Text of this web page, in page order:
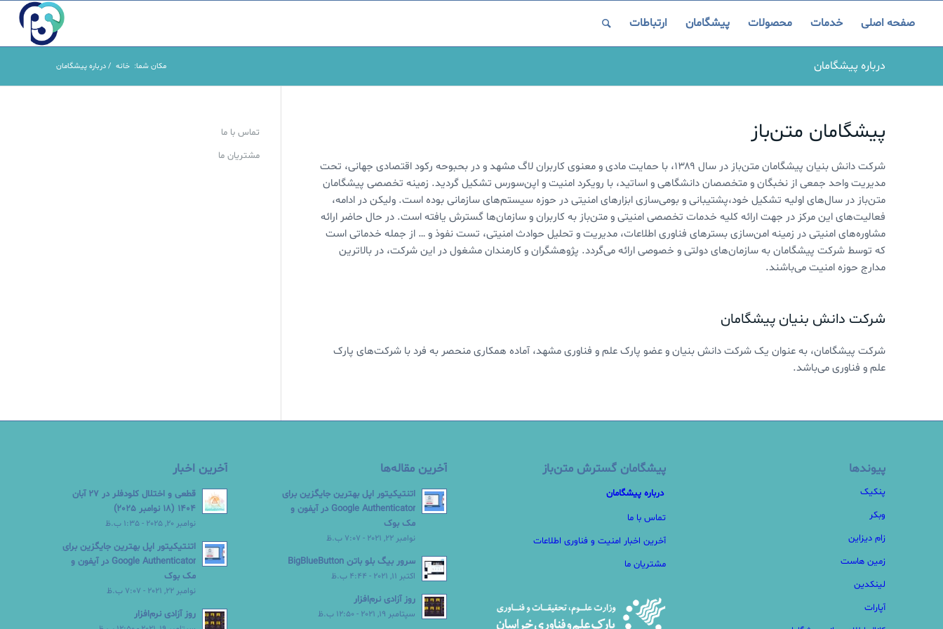
صفحه اصلی خدمات محصولات پیشگامان ارتباطات
درباره پیشگامان مکان شما: خانه / درباره پیشگامان
پیشگامان متن‌باز
شرکت دانش بنیان پیشگامان متن‌باز در سال ۱۳۸۹، با حمایت مادی و معنوی کاربران لاگ مشهد و در بحبوحه رکود اقتصادی جهانی، تحت
مدیریت واحد جمعی از نخبگان و متخصصان دانشگاهی و اساتید، با رویکرد امنیت و اپن‌سورس تشکیل گردید. زمینه تخصصی پیشگامان
متن‌باز در سال‌های اولیه تشکیل خود،پشتیبانی و بومی‌سازی ابزارهای امنیتی در حوزه سیستم‌های سازمانی بوده است. ولیکن در ادامه،
فعالیت‌های این مرکز در جهت ارائه کلیه خدمات تخصصی امنیتی و متن‌باز به کاربران و سازمان‌ها گسترش یافته است. در حال حاضر ارائه
مشاوره‌های امنیتی در زمینه امن‌سازی بسترهای فناوری اطلاعات، مدیریت و تحلیل حوادث امنیتی، تست نفوذ و … از جمله خدماتی است
که توسط شرکت پیشگامان به سازمان‌های دولتی و خصوصی ارائه می‌گردد. پژوهشگران و کارمندان مشغول در این شرکت، در بالاترین
مدارج حوزه امنیت می‌باشند.
شرکت دانش بنیان پیشگامان
شرکت پیشگامان، به عنوان یک شرکت دانش بنیان و عضو پارک علم و فناوری مشهد، آماده همکاری منحصر به فرد با شرکت‌های پارک
علم و فناوری می‌باشد.
تماس با ما
مشتریان ما
پیوندها
پنکیک
وبکر
زام دیزاین
زمین هاست
لینکدین
آپارات
پیشگامان گسترش متن‌باز
درباره پیشگامان
تماس با ما
آخرین اخبار امنیت و فناوری اطلاعات
مشتریان ما
آخرین مقاله‌ها
اتنتیکیتور اپل بهترین جایگزین برای
Google Authenticator در آیفون و
مک بوک
نوامبر 22, 2021 - 7:07 ب.ظ
سرور بیگ بلو باتن BigBlueButton
اکتبر 11, 2021 - 4:44 ب.ظ
روز آزادی نرم‌افزار
سپتامبر 19, 2021 - 12:50 ب.ظ
آخرین اخبار
قطعی و اختلال کلودفلر در 27 آبان
1404 (18 نوامبر 2025)
نوامبر 20, 2025 - 1:35 ب.ظ
اتنتیکیتور اپل بهترین جایگزین برای
Google Authenticator در آیفون و
مک بوک
نوامبر 22, 2021 - 7:07 ب.ظ
روز آزادی نرم‌افزار